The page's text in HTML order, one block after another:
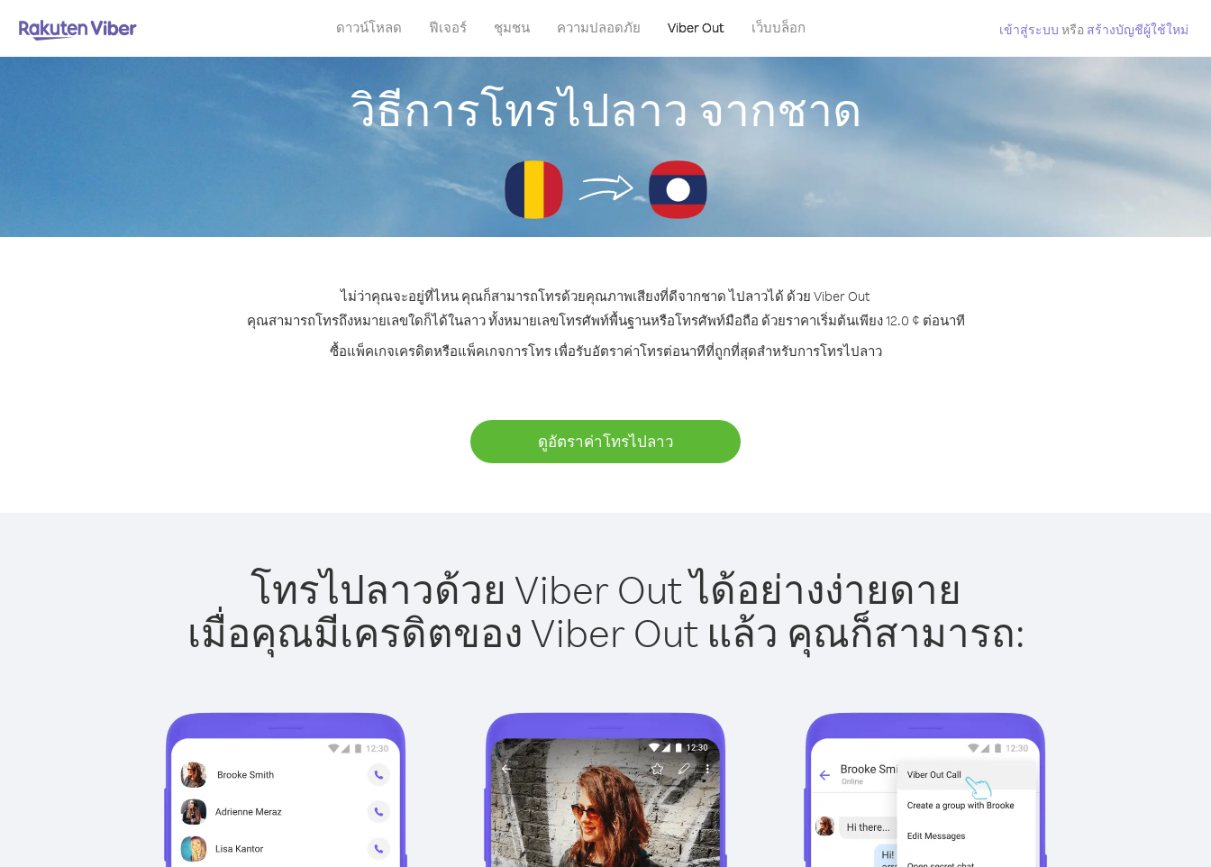
ดาวน์โหลด ฟีเจอร์ ชุมชน ความปลอดภัย Viber Out เว็บบล็อก เข้าสู่ระบบ หรือ สร้างบัญชีผู้ใช้ใหม่
วิธีการโทรไปลาว จากชาด
ไม่ว่าคุณจะอยู่ที่ไหน คุณก็สามารถโทรด้วยคุณภาพเสียงที่ดีจากชาด ไปลาวได้ ด้วย Viber Out
คุณสามารถโทรถึงหมายเลขใดก็ได้ในลาว ทั้งหมายเลขโทรศัพท์พื้นฐานหรือโทรศัพท์มือถือ ด้วยราคาเริ่มต้นเพียง 12.0 ¢ ต่อนาที
ซื้อแพ็คเกจเครดิตหรือแพ็คเกจการโทร เพื่อรับอัตราค่าโทรต่อนาทีที่ถูกที่สุดสำหรับการโทรไปลาว
ดูอัตราค่าโทรไปลาว
โทรไปลาวด้วย Viber Out ได้อย่างง่ายดาย
เมื่อคุณมีเครดิตของ Viber Out แล้ว คุณก็สามารถ: